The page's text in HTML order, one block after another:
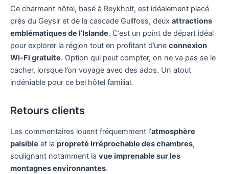
Ce charmant hôtel, basé à Reykholt, est idéalement placé
près du Geysir et de la cascade Gullfoss, deux attractions
emblématiques de l’Islande. C’est un point de départ idéal
pour explorer la région tout en profitant d’une connexion
Wi-Fi gratuite. Option qui peut compter, on ne va pas se le
cacher, lorsque l’on voyage avec des ados. Un atout
indéniable pour ce bel hôtel familial.
Retours clients
Les commentaires louent fréquemment l’atmosphère
paisible et la propreté irréprochable des chambres,
soulignant notamment la vue imprenable sur les
montagnes environnantes.